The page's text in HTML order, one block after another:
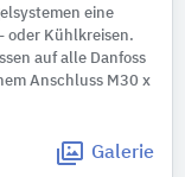
eine
oder Kühlkreisen.
auf alle Danfoss
Anschluss M30 x
Galerie